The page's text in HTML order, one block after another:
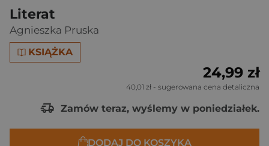
Literat
Agnieszka Pruska
KSIĄŻKA
24,99 zł
40,01 zł - sugerowana cena detaliczna
Zamów teraz, wyślemy w poniedziałek.
DODAJ DO KOSZYKA